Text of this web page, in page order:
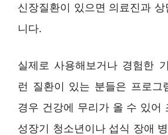
신장질환이 있으면 의료진과
니다.
실제로 사용해보거나 경험한
런 질환이 있는 분들은 프로그
경우 건강에 무리가 올 수 있어
성장기 청소년이나 섭식 장애